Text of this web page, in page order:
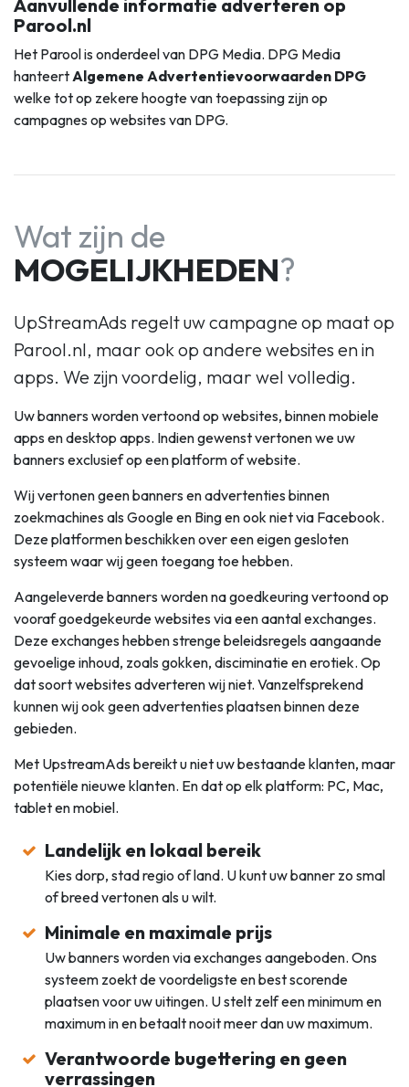
Aanvullende informatie adverteren op
Parool.nl
Het Parool is onderdeel van DPG Media. DPG Media
hanteertAlgemene Advertentievoorwaarden DPG
welke tot op zekere hoogte van toepassing zijn op
campagnes op websites van DPG.
Wat zijn de
MOGELIJKHEDEN?
UpStreamAds regelt uw campagne op maat op
Parool.nl, maar ook op andere websites en in
apps. We zijn voordelig, maar wel volledig.
Uw banners worden vertoond op websites, binnen mobiele
apps en desktop apps. Indien gewenst vertonen we uw
banners exclusief op een platform of website.
Wij vertonen geen banners en advertenties binnen
zoekmachines als Google en Bing en ook niet via Facebook.
Deze platformen beschikken over een eigen gesloten
systeem waar wij geen toegang toe hebben.
Aangeleverde banners worden na goedkeuring vertoond op
vooraf goedgekeurde websites via een aantal exchanges.
Deze exchanges hebben strenge beleidsregels aangaande
gevoelige inhoud, zoals gokken, disciminatie en erotiek. Op
dat soort websites adverteren wij niet. Vanzelfsprekend
kunnen wij ook geen advertenties plaatsen binnen deze
gebieden.
Met UpstreamAds bereikt u niet uw bestaande klanten, maar
potentiële nieuwe klanten. En dat op elk platform: PC, Mac,
tablet en mobiel.
Landelijk en lokaal bereik
Kies dorp, stad regio of land. U kunt uw banner zo smal
of breed vertonen als u wilt.
Minimale en maximale prijs
Uw banners worden via exchanges aangeboden. Ons
systeem zoekt de voordeligste en best scorende
plaatsen voor uw uitingen. U stelt zelf een minimum en
maximum in en betaalt nooit meer dan uw maximum.
Verantwoorde bugettering en geen
verrassingen